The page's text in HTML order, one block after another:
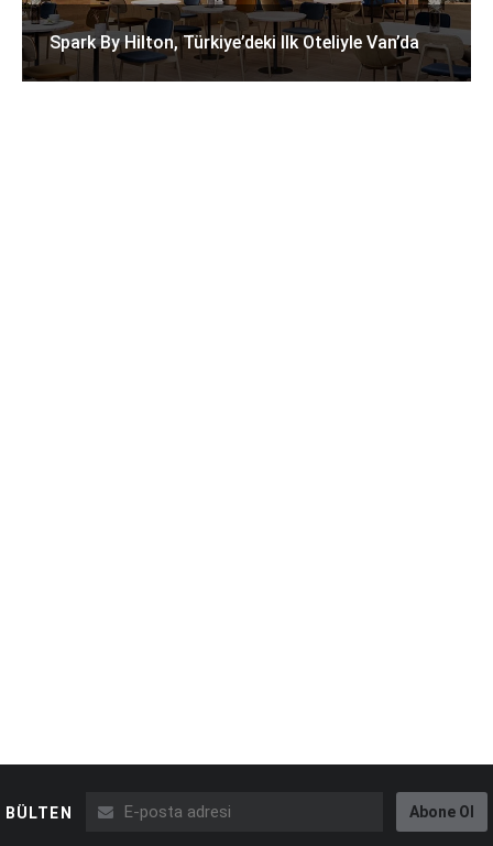
Spark By Hilton, Türkiye’deki Ilk Oteliyle Van’da
BÜLTEN Abone Ol